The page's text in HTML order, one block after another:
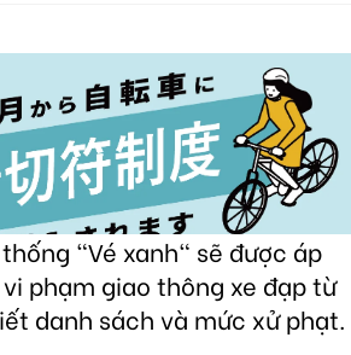
"Vé xanh" sẽ được áp
phạm giao thông xe đạp từ
danh sách và mức xử phạt.